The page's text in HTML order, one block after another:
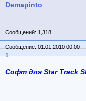
Demapinto
Сообщений: 1,318
Сообщение: 01.01.2010 00:00
1
Софт для Star Track